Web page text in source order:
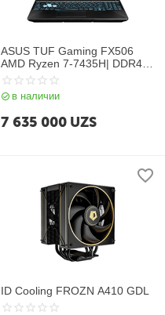
ASUS TUF Gaming FX506
AMD Ryzen 7-7435H| DDR4
8GB| SSD 512GB| 15.6″ FHD
144Hz| 4GB GeForce
RTX2050| Backlit| Win11| RU|
в наличии
7 635 000 UZS
ID Cooling FROZN A410 GDL